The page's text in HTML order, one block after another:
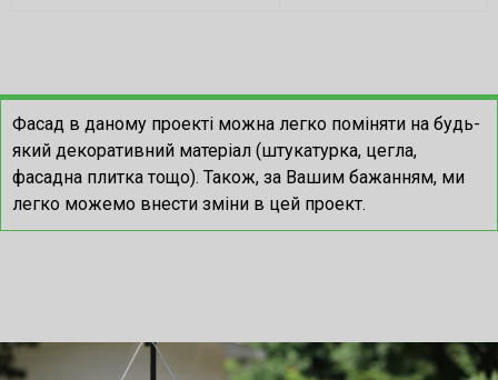
Фасад в даному проекті можна легко поміняти на будь-
який декоративний матеріал (штукатурка, цегла,
фасадна плитка тощо). Також, за Вашим бажанням, ми
легко можемо внести зміни в цей проект.